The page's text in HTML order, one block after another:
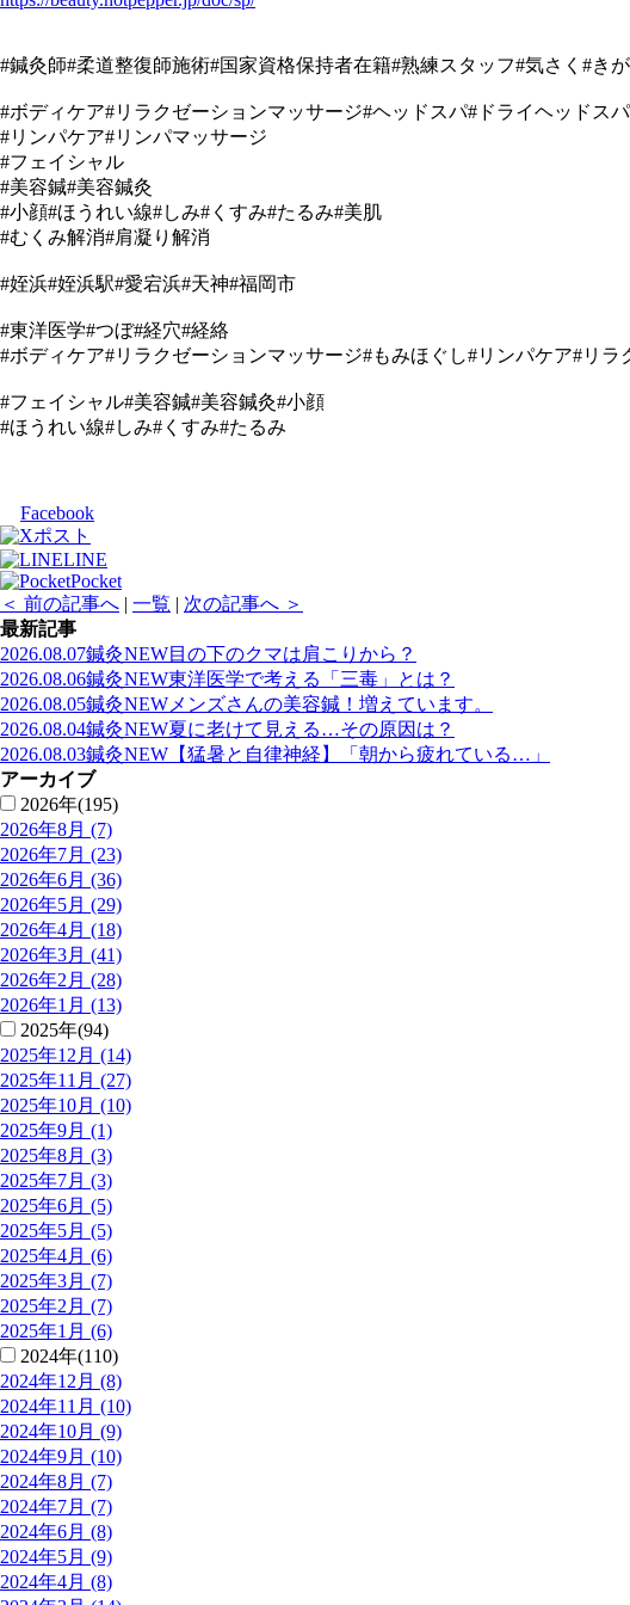
#鍼灸師#柔道整復師施術#国家資格保持者在籍#熟練スタッフ#気さく#き
#ボディケア#リラクゼーションマッサージ#ヘッドスパ#ドライヘッドスパ
#リンパケア#リンパマッサージ
#フェイシャル
#美容鍼#美容鍼灸
#小顔#ほうれい線#しみ#くすみ#たるみ#美肌
#むくみ解消#肩凝り解消
#姪浜#姪浜駅#愛宕浜#天神#福岡市
#東洋医学#つぼ#経穴#経絡
#ボディケア#リラクゼーションマッサージ#もみほぐし#リンパケア#リ
#フェイシャル#美容鍼#美容鍼灸#小顔
#ほうれい線#しみ#くすみ#たるみ
Facebook
ポスト
LINE
Pocket
＜ 前の記事へ | 一覧 | 次の記事へ ＞
最新記事
2026.08.07鍼灸NEW目の下のクマは肩こりから？
2026.08.06鍼灸NEW東洋医学で考える「三毒」とは？
2026.08.05鍼灸NEW メンズさんの美容鍼！増えています。
2026.08.04鍼灸NEW夏に老けて見える…その原因は？
2026.08.03鍼灸NEW 【猛暑と自律神経】「朝から疲れている…」
アーカイブ
2026年(195)
2026年8月 (7)
2026年7月 (23)
2026年6月 (36)
2026年5月 (29)
2026年4月 (18)
2026年3月 (41)
2026年2月 (28)
2026年1月 (13)
2025年(94)
2025年12月 (14)
2025年11月 (27)
2025年10月 (10)
2025年9月 (1)
2025年8月 (3)
2025年7月 (3)
2025年6月 (5)
2025年5月 (5)
2025年4月 (6)
2025年3月 (7)
2025年2月 (7)
2025年1月 (6)
2024年(110)
2024年12月 (8)
2024年11月 (10)
2024年10月 (9)
2024年9月 (10)
2024年8月 (7)
2024年7月 (7)
2024年6月 (8)
2024年5月 (9)
2024年4月 (8)